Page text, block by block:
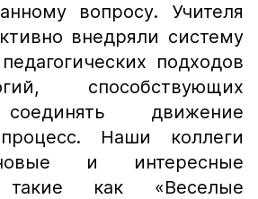
вопросу. Учителя
внедряли систему
подходов
способствующих
движение
Наши коллеги
и интересные
такие как «Веселые